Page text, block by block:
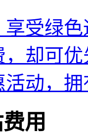
受绿
却可
动，
用